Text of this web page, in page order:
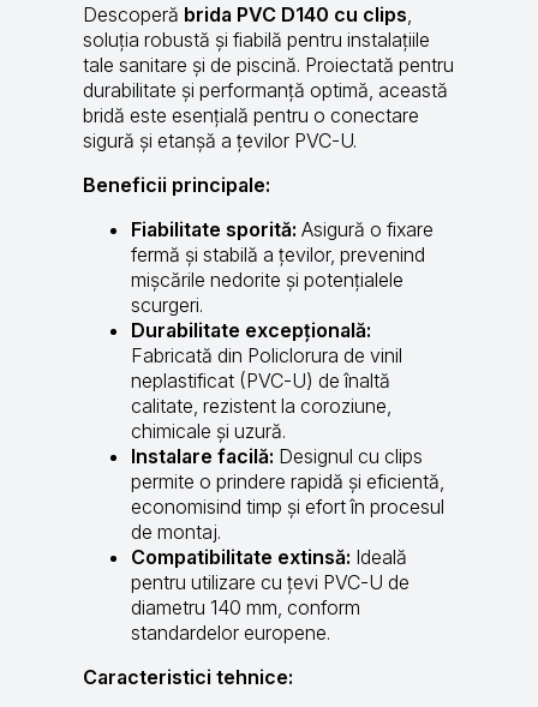
Descoperă brida PVC D140 cu clips
soluția robustă și fiabilă pentru instalațiile
tale sanitare și de piscină. Proiectată pentru
durabilitate și performanță optimă, această
bridă este esențială pentru o conectare
sigură și etanșă a țevilor PVC-U.
Beneficii principale:
Fiabilitate sporită: Asigură o fixare
fermă și stabilă a țevilor, prevenind
mișcările nedorite și potențialele
scurgeri.
Durabilitate excepțională:
Fabricată din Policlorura de vinil
neplastificat (PVC-U) de înaltă
calitate, rezistent la coroziune,
chimicale și uzură.
Instalare facilă: Designul cu clips
permite o prindere rapidă și eficientă,
economisind timp și efort în procesul
de montaj.
Compatibilitate extinsă: Ideală
pentru utilizare cu țevi PVC-U de
diametru 140 mm, conform
standardelor europene.
Caracteristici tehnice: